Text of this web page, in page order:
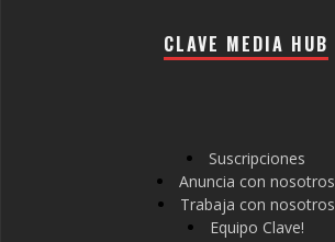
CLAVE MEDIA HUB
Suscripciones
Anuncia con nosotros
Trabaja con nosotros
Equipo Clave!